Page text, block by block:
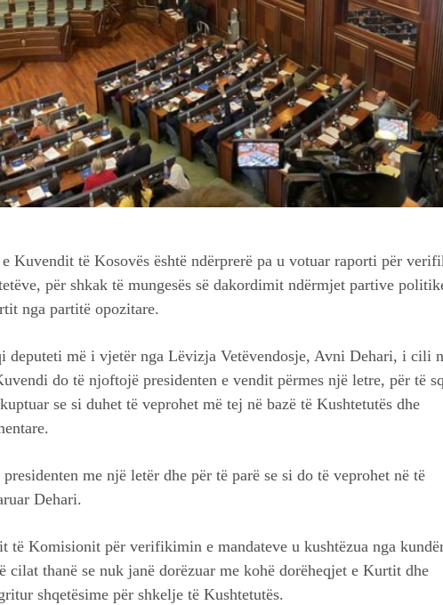
Kuvendit të Kosovës është ndërprerë pa u votuar raporti për
për shkak të mungesës së dakordimit ndërmjet partive
nga partitë opozitare.
deputeti më i vjetër nga Lëvizja Vetëvendosje, Avni Dehari, i cili
do të njoftojë presidenten e vendit përmes një letre, për të
se si duhet të veprohet më tej në bazë të Kushtetutës dhe
me një letër dhe për të parë se si do të veprohet në të
Dehari.
të Komisionit për verifikimin e mandateve u kushtëzua nga
cilat thanë se nuk janë dorëzuar me kohë dorëheqjet e Kurtit dhe
shqetësime për shkelje të Kushtetutës.